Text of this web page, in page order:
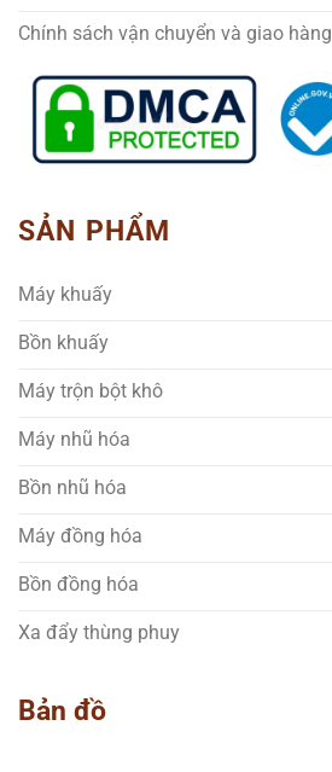
Chính sách vận chuyển và giao hàng
SẢN PHẨM
Máy khuấy
Bồn khuấy
Máy trộn bột khô
Máy nhũ hóa
Bồn nhũ hóa
Máy đồng hóa
Bồn đồng hóa
Xa đẩy thùng phuy
Bản đồ